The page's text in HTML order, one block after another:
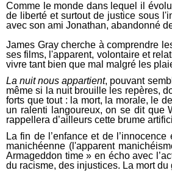
Comme le monde dans lequel il
de liberté et surtout de justice sous
avec son ami Jonathan, abandonné
James Gray cherche à comprendre
ses films, l'apparent, volontaire et
vivre tant bien que mal malgré les
La nuit nous appartient, pouvant
même si la nuit brouille les repères,
forts que tout : la mort, la morale, le
un ralenti langoureux, on se dit que
rappellera d’ailleurs cette brume
La fin de l’enfance et de
manichéenne (l'apparent
Armageddon time » en écho avec
du racisme, des injustices. La mort du